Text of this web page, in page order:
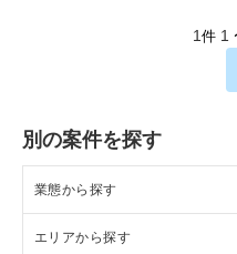
1 件 1
別の案件を探す
業態から探す
ラーメンの居抜き売却物件の
エリアから探す